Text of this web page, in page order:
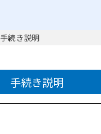
手続き説明
手続き説明